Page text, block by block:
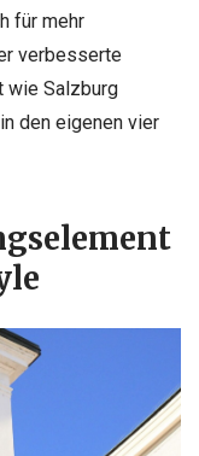
für mehr
verbesserte
wie Salzburg
den eigenen vier